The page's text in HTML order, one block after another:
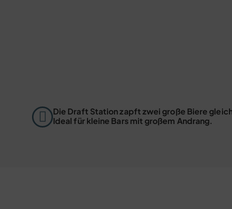
Die Draft Station zapft zwei große Biere
Ideal für kleine Bars mit großem Andrang.